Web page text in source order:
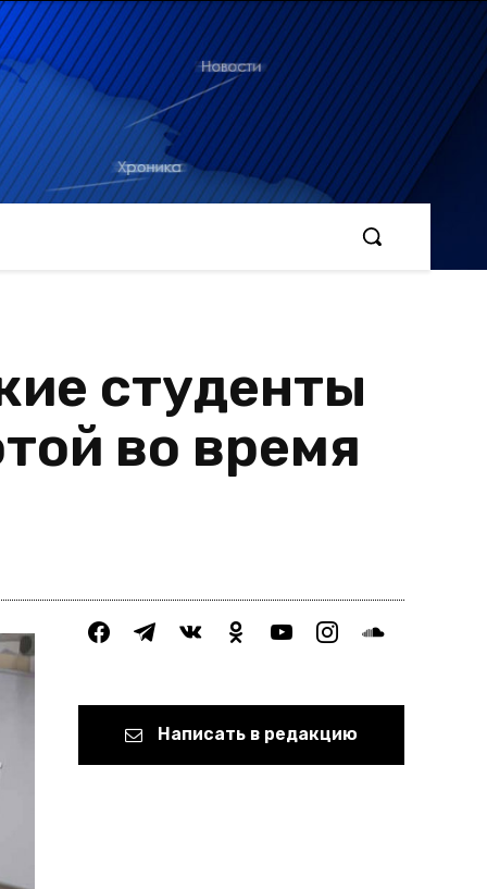
студенты
во время
facebooktelegramvkontakteodnoklassniki
youtubeinstagramsoundcloud
Написать в редакцию